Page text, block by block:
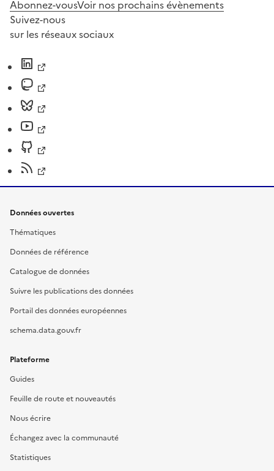
Abonnez-vousVoir nos prochains évènements
Suivez-nous
sur les réseaux sociaux
Données ouvertes
Thématiques
Données de référence
Catalogue de données
Suivre les publications des données
Portail des données européennes
schema.data.gouv.fr
Plateforme
Guides
Feuille de route et nouveautés
Nous écrire
Échangez avec la communauté
Statistiques